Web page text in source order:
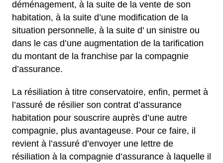
déménagement, à la suite de la vente de son
habitation, à la suite d’une modification de la
situation personnelle, à la suite d’ un sinistre ou
dans le cas d’une augmentation de la tarification
du montant de la franchise par la compagnie
d’assurance.
La résiliation à titre conservatoire, enfin, permet à
l’assuré de résilier son contrat d’assurance
habitation pour souscrire auprès d’une autre
compagnie, plus avantageuse. Pour ce faire, il
revient à l’assuré d’envoyer une lettre de
résiliation à la compagnie d’assurance à laquelle il